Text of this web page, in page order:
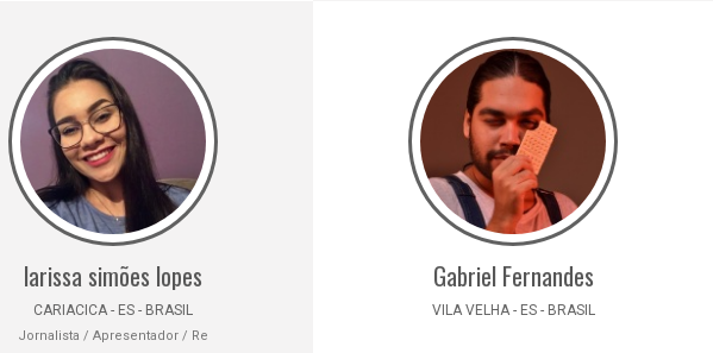
larissa simões lopes
CARIACICA - ES - BRASIL
Jornalista / Apresentador / Re
Gabriel Fernandes
VILA VELHA - ES - BRASIL